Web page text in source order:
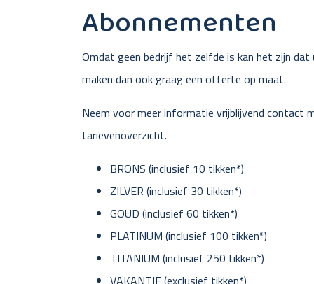
Abonnementen
Omdat geen bedrijf het zelfde is kan het zijn
maken dan ook graag een offerte op maat.
Neem voor meer informatie vrijblijvend contact
tarievenoverzicht.
BRONS (inclusief 10 tikken*)
ZILVER (inclusief 30 tikken*)
GOUD (inclusief 60 tikken*)
PLATINUM (inclusief 100 tikken*)
TITANIUM (inclusief 250 tikken*)
VAKANTIE (exclusief tikken*)